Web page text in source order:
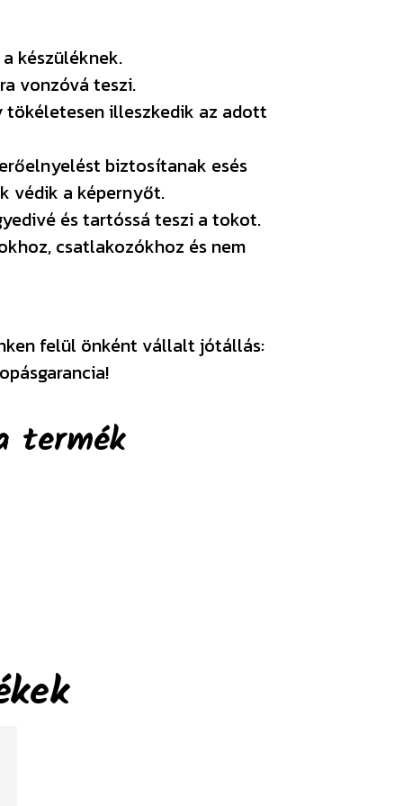
készüléknek.
vonzóvá teszi.
tökéletesen illeszkedik az adott
biztosítanak esés
védik a képernyőt.
és tartóssá teszi a tokot.
csatlakozókhoz és nem
felül önként vállalt jótállás:
termék